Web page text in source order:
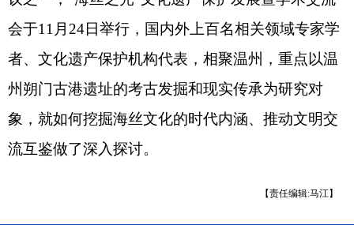
会于11月24日举行，国内外上百名相关领域专家学
者、文化遗产保护机构代表，相聚温州，重点以温
州朔门古港遗址的考古发掘和现实传承为研究对
象，就如何挖掘海丝文化的时代内涵、推动文明交
流互鉴做了深入探讨。
【责任编辑:马江】